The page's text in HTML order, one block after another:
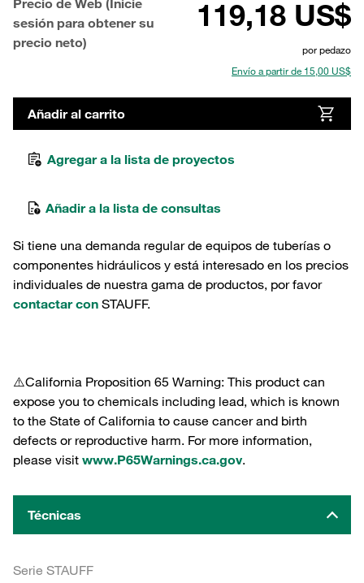
Precio de Web (Inicie
sesión para obtener su
precio neto)
119,18 US$
por pedazo
Envío a partir de 15,00 US$
Añadir al carrito
Agregar a la lista de proyectos
Añadir a la lista de consultas
Si tiene una demanda regular de equipos de tuberías o
componentes hidráulicos y está interesado en los precios
individuales de nuestra gama de productos, por favor
contactar con STAUFF.
⚠️California Proposition 65 Warning: This product can
expose you to chemicals including lead, which is known
to the State of California to cause cancer and birth
defects or reproductive harm. For more information,
please visit www.P65Warnings.ca.gov.
Técnicas
Serie STAUFF